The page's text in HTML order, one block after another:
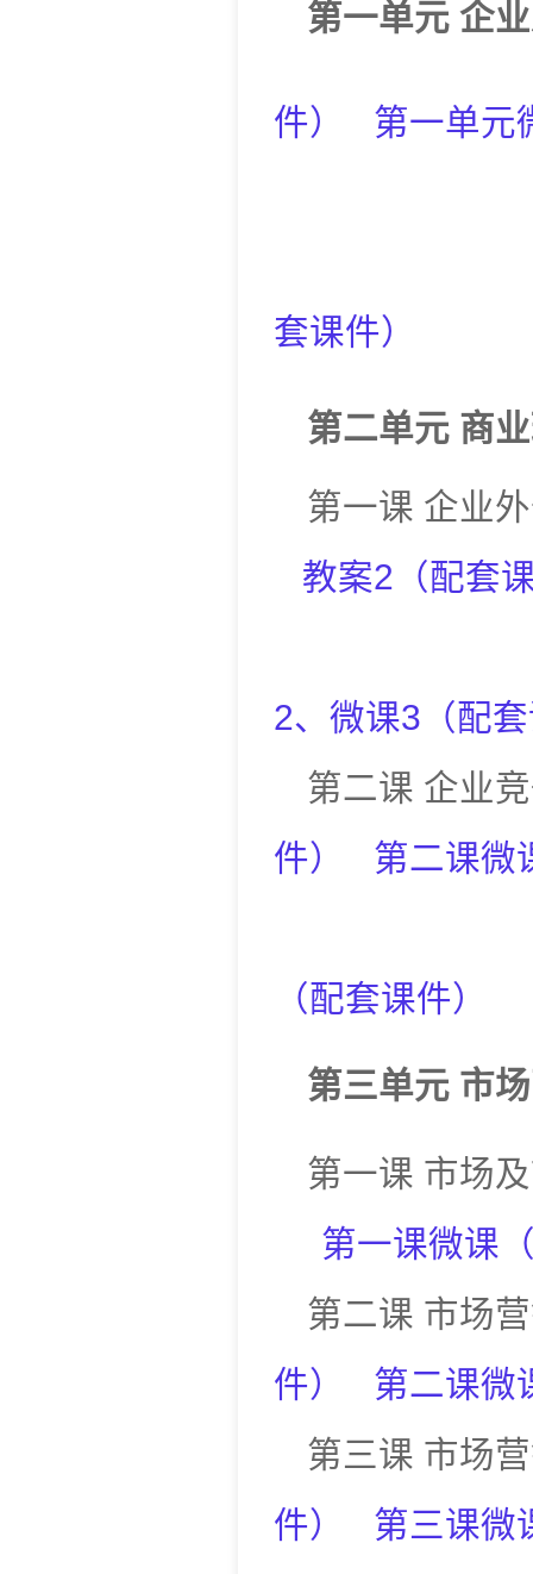
第一单元 企
件） 第一单元
套课件）
第二单元 商
第一课 企业
教案2 （配套
2、 微课3 （配
第二课 企业
件） 第二课微
（配套课件）
第三单元 市
第一课 市场
第一课微课
第二课 市场
件）
第二课微
第三课 市场
件） 第三课微